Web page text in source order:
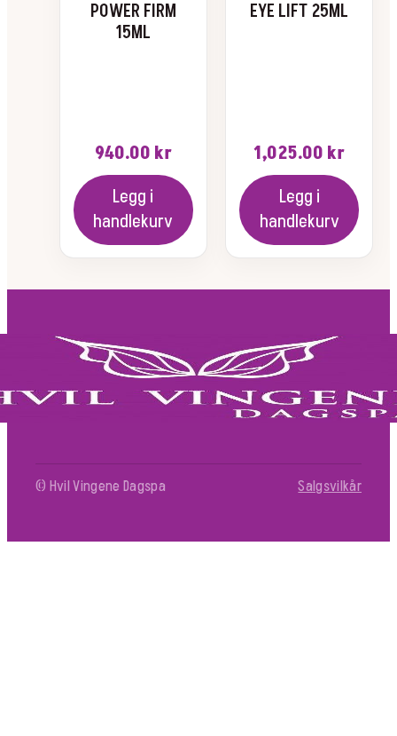
POWER FIRM
15ML
940.00 kr
Legg i
handlekurv
EYE LIFT 25ML
1,025.00 kr
Legg i
handlekurv
© Hvil Vingene Dagspa Salgsvilkår